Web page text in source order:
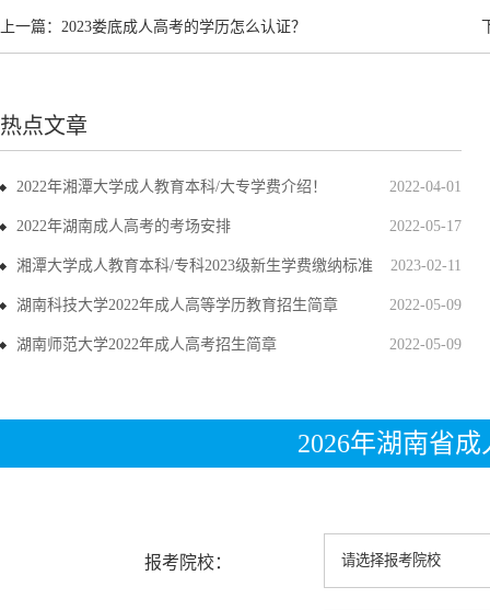
上一篇： 2023娄底成人高考的学历怎么认证？
热点文章
2022-04-01
2022年湘潭大学成人教育本科/大专学费介绍！
2022-05-17
2022年湖南成人高考的考场安排
2023-02-11
湘潭大学成人教育本科/专科2023级新生学费缴纳标准
2022-05-09
湖南科技大学2022年成人高等学历教育招生简章
2022-05-09
湖南师范大学2022年成人高考招生简章
2026年湖南省
报考院校：